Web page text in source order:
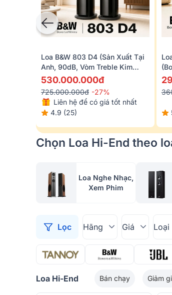
Loa B&W 803 D4 (Sản Xuất Tại
Anh, 90dB, Vòm Treble Kim
Cương)
530.000.000đ
725.000.000đ -27%
Liên hệ để có giá tốt nhất
4.9 (25)
Chọn Loa Hi-End theo
Loa Nghe Nhạc,
Xem Phim
Lọc Hãng Giá Loại
Loa Hi-End Bán chạy Giảm